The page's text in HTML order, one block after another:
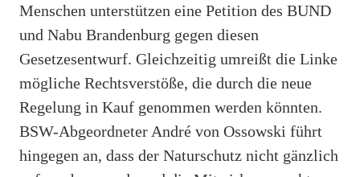
Menschen unterstützen eine Petition des BUND
und Nabu Brandenburg gegen diesen
Gesetzesentwurf. Gleichzeitig umreißt die Linke
mögliche Rechtsverstöße, die durch die neue
Regelung in Kauf genommen werden könnten.
BSW-Abgeordneter André von Ossowski führt
hingegen an, dass der Naturschutz nicht gänzlich